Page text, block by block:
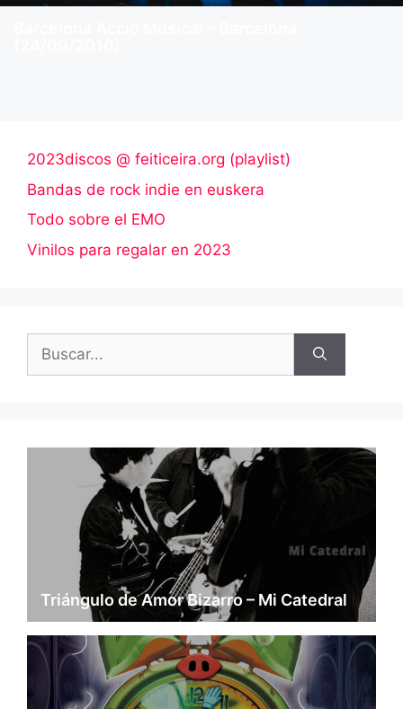
2023discos @ feiticeira.org (playlist)
Bandas de rock indie en euskera
Todo sobre el EMO
Vinilos para regalar en 2023
Triángulo de Amor Bizarro – Mi Catedral